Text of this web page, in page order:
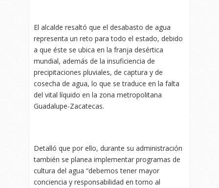
El alcalde resaltó que el desabasto de agua
representa un reto para todo el estado, debido
a que éste se ubica en la franja desértica
mundial, además de la insuficiencia de
precipitaciones pluviales, de captura y de
cosecha de agua, lo que se traduce en la falta
del vital líquido en la zona metropolitana
Guadalupe-Zacatecas.
Detalló que por ello, durante su administración
también se planea implementar programas de
cultura del agua “debemos tener mayor
conciencia y responsabilidad en torno al